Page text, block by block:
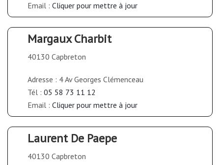
Email : Cliquer pour mettre à jour
Margaux Charbit
40130 Capbreton
Adresse : 4 Av Georges Clémenceau
Tél : 05 58 73 11 12
Email : Cliquer pour mettre à jour
Laurent De Paepe
40130 Capbreton